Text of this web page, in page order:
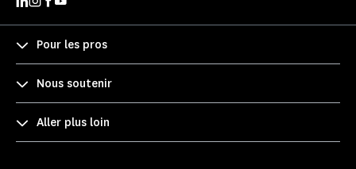
Pour les pros
Nous soutenir
Aller plus loin